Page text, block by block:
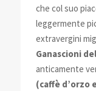
che col suo
leggermente
extravergini
Ganascioni
anticamente
(caffè d’orzo